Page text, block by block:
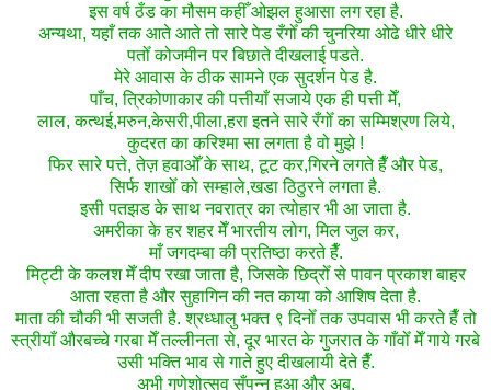
इस वर्ष ठँड का मौसम कहीँ ओझल हुआसा लग रहा है.
अन्यथा, यहाँ तक आते आते तो सारे पेड रँगोँ की चुनरिया ओढे धीरे धीरे
पतोँ कोजमीन पर बिछाते दीखलाई पडते.
मेरे आवास के ठीक सामने एक सुदर्शन पेड है.
पाँच, त्रिकोणाकार की पत्तीयाँ सजाये एक ही पत्ती मेँ,
लाल, कत्थई,मरुन,केसरी,पीला,हरा इतने सारे रँगोँ का सम्मिश्रण लिये,
कुदरत का करिश्मा सा लगता है वो मुझे !
फिर सारे पत्ते, तेज़ हवाओँ के साथ, टूट कर,गिरने लगते हैँ और पेड,
सिर्फ शाखोँ को सम्हाले,खडा ठिठुरने लगता है.
इसीपतझड के साथ नवरात्र का त्योहार भी आ जाता है.
अमरीका के हर शहर मेँ भारतीय लोग, मिल जुल कर,
माँ जगदम्बा की प्रतिष्ठा करते हैँ.
मिट्टी के कलश मेँ दीप रखा जाता है, जिसके छिद्रोँ से पावन प्रकाश बाहर
आता रहता है और सुहागिन की नत काया को आशिष देता है.
माता की चौकी भी सजती है. श्रध्धालु भक्त ९ दिनोँ तक उपवास भी करते हैँ तो
स्त्रीयाँ औरबच्चे गरबा मेँ तल्लीनता से, दूर भारत के गुजरात के गाँवोँ मेँ गाये गरबे
उसी भक्ति भाव से गाते हुए दीखलायी देते हैँ.
अभी गणेशोत्सव सँपन्न हुआ और अब,